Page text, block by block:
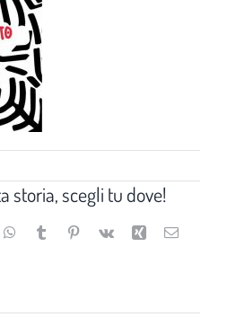
storia, scegli tu dove!
WhatsApp
TumblrPinterest
Vk Xing Email